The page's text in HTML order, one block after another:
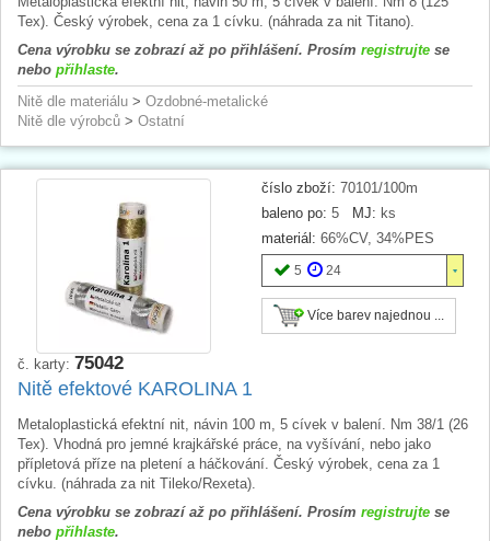
Tex). Český výrobek, cena za 1 cívku. (náhrada za nit Titano).
Cena výrobku se zobrazí až po přihlášení. Prosím registrujte se
nebo přihlaste.
Nitě dle materiálu > Ozdobné-metalické
Nitě dle výrobců > Ostatní
číslo zboží: 70101/100m
baleno po: 5 MJ: ks
materiál: 66%CV, 34%PES
5 24
Více barev najednou ...
č. karty: 75042
Nitě efektové KAROLINA 1
Metaloplastická efektní nit, návin 100 m, 5 cívek v balení. Nm 38/1 (26
Tex). Vhodná pro jemné krajkářské práce, na vyšívání, nebo jako
přípletová příze na pletení a háčkování. Český výrobek, cena za 1
cívku. (náhrada za nit Tileko/Rexeta).
Cena výrobku se zobrazí až po přihlášení. Prosím registrujte se
nebo přihlaste.